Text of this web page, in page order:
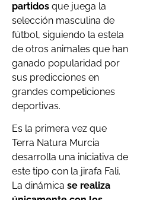
partidos que juega la
selección masculina de
fútbol, siguiendo la estela
de otros animales que han
ganado popularidad por
sus predicciones en
grandes competiciones
deportivas.
Es la primera vez que
Terra Natura Murcia
desarrolla una iniciativa de
este tipo con la jirafa Fali.
La dinámica se realiza